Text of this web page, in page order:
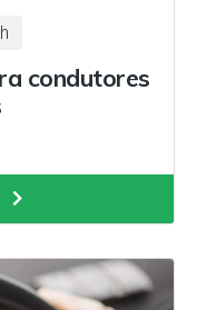
condutores